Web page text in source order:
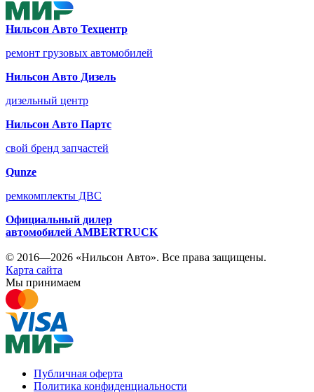
Нильсон Авто Техцентр
ремонт грузовых автомобилей
Нильсон Авто Дизель
дизельный центр
Нильсон Авто Партс
свой бренд запчастей
Qunze
ремкомплекты ДВС
Официальный дилер
автомобилей AMBERTRUCK
© 2016—2026 «Нильсон Авто». Все права защищены.
Карта сайта
Мы принимаем
Публичная оферта
Политика конфиденциальности